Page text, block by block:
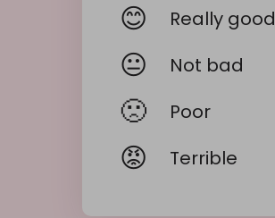
😊 Really good
😐 Not bad
🙁 Poor
😡 Terrible